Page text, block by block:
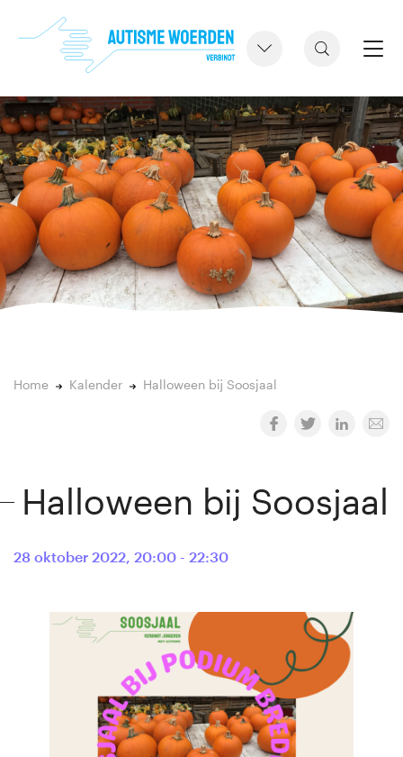
Home Kalender Halloween bij Soosjaal
Halloween bij Soosjaal
28 oktober 2022, 20:00 - 22:30